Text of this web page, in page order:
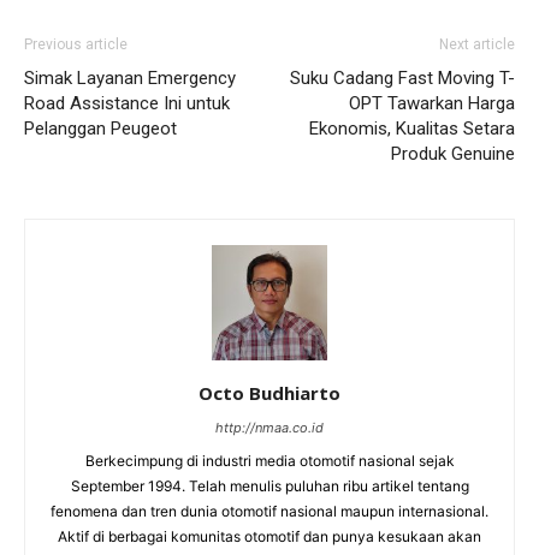
Previous article
Simak Layanan Emergency
Road Assistance Ini untuk
Pelanggan Peugeot
Next article
Suku Cadang Fast Moving T-
OPT Tawarkan Harga
Ekonomis, Kualitas Setara
Produk Genuine
Octo Budhiarto
http://nmaa.co.id
Berkecimpung di industri media otomotif nasional sejak
September 1994. Telah menulis puluhan ribu artikel tentang
fenomena dan tren dunia otomotif nasional maupun internasional.
Aktif di berbagai komunitas otomotif dan punya kesukaan akan